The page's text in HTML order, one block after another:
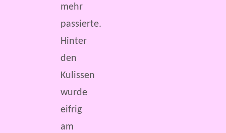
mehr
passierte.
Hinter
den
Kulissen
wurde
eifrig
am